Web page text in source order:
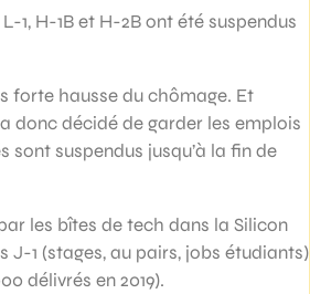
1, H-1B et H-2B ont été suspendus
forte hausse du chômage. Et
donc décidé de garder les emplois
sont suspendus jusqu’à la fin de
les bîtes de tech dans la Silicon
J-1 (stages, au pairs, jobs étudiants)
délivrés en 2019).